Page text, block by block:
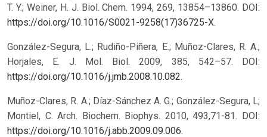
T. Y.; Weiner, H. J. Biol. Chem. 1994, 269, 13854–13860. DOI:
https://doi.org/10.1016/S0021-9258(17)36725-X.
González-Segura, L.; Rudiño-Piñera, E.; Muñoz-Clares, R. A.;
Horjales, E. J. Mol. Biol. 2009, 385, 542–57. DOI:
https://doi.org/10.1016/j.jmb.2008.10.082.
Muñoz-Clares, R. A.; Díaz-Sánchez A. G.; González-Segura, L;
Montiel, C. Arch. Biochem. Biophys. 2010, 493,71-81. DOI:
https://doi.org/10.1016/j.abb.2009.09.006.